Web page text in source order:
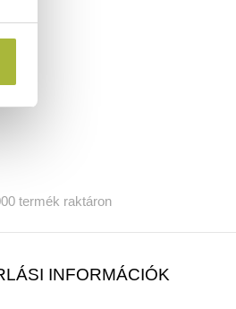
termék raktáron
INFORMÁCIÓK